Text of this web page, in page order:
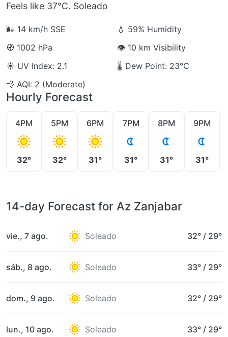
Feels like 37°C. Soleado
🌬️ 14 km/h SSE 💧 59% Humidity
🧭 1002 hPa 👁️ 10 km Visibility
☀️ UV Index: 2.1 🌡️ Dew Point: 23°C
💨 AQI: 2 (Moderate)
Hourly Forecast
4PM
32°
5PM
32°
6PM
31°
7PM
31°
8PM
31°
9PM
31°
14-day Forecast for Az Zanjabar
vie., 7 ago. Soleado 32° / 29°
sáb., 8 ago. Soleado 33° / 29°
dom., 9 ago. Soleado 32° / 29°
lun., 10 ago. Soleado 33° / 29°